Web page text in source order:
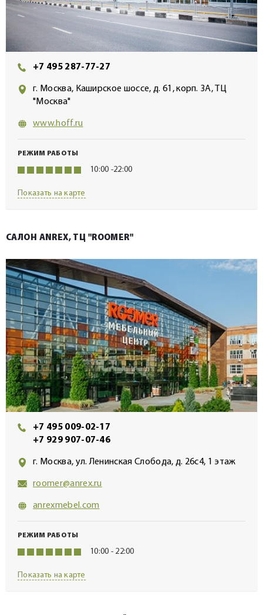
+7 495 287-77-27
г. Москва, Каширское шоссе, д. 61, корп. 3А, ТЦ
"Москва"
www.hoff.ru
РЕЖИМ РАБОТЫ
10:00 -22:00
Показать на карте
САЛОН ANREX, ТЦ "ROOMER"
+7 495 009-02-17
+7 929 907-07-46
г. Москва, ул. Ленинская Слобода, д. 26с4, 1 этаж
roomer@anrex.ru
anrexmebel.com
РЕЖИМ РАБОТЫ
10:00 - 22:00
Показать на карте